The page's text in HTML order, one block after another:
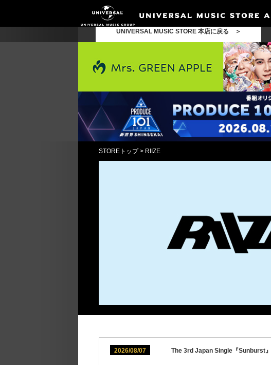
UNIVERSAL MUSIC STORE 本店に戻る ＞
STOREトップ> RIIZE
2026/08/07 The 3rd Japan Single『Sunburst